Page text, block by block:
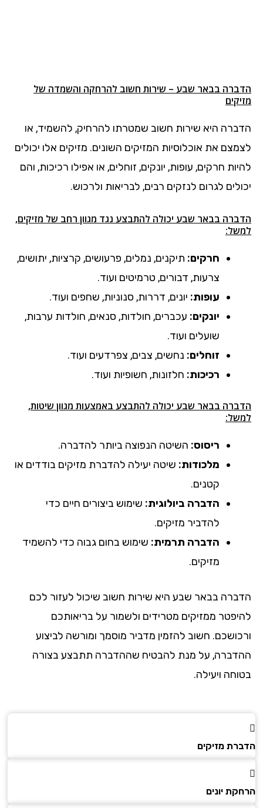
הדברה בבאר שבע – שירות חשוב להרחקה והשמדה של
מזיקים
הדברה היא שירות חשוב שמטרתו להרחיק, להשמיד, או
לצמצם את אוכלוסיות המזיקים השונים. מזיקים אלו יכולים
להיות חרקים, עופות, יונקים, זוחלים, או אפילו רכיכות, והם
יכולים לגרום לנזקים רבים, לבריאות ולרכוש.
הדברה בבאר שבע יכולה להתבצע נגד מגוון רחב של מזיקים,
למשל:
חרקים: תיקנים, נמלים, פרעושים, קרציות, יתושים,
צרעות, דבורים, טרמיטים ועוד.
עופות: יונים, דררות, סנוניות, שחפים ועוד.
יונקים: עכברים, חולדות, סנאים, חולדות ערבות,
שועלים ועוד.
זוחלים: נחשים, צבים, צפרדעים ועוד.
רכיכות: חלזונות, חשופיות ועוד.
הדברה בבאר שבע יכולה להתבצע באמצעות מגוון שיטות,
למשל:
ריסוס: השיטה הנפוצה ביותר להדברה.
מלכודות: שיטה יעילה להדברת מזיקים בודדים או
קטנים.
הדברה ביולוגית: שימוש ביצורים חיים כדי
להדביר מזיקים.
הדברה תרמית: שימוש בחום גבוה כדי להשמיד
מזיקים.
הדברה בבאר שבע היא שירות חשוב שיכול לעזור לכם
להיפטר ממזיקים מטרידים ולשמור על בריאותכם
ורכושכם. חשוב להזמין מדביר מוסמך ומורשה לביצוע
ההדברה, על מנת להבטיח שההדברה תתבצע בצורה
בטוחה ויעילה.
הדברת מזיקים
הרחקת יונים